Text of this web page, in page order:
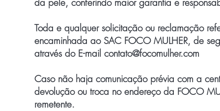
Toda e qualquer solicitação ou reclamação
encaminhada ao SAC FOCO MULHER, de
através do E-mail contato@focomulher.com
Caso não haja comunicação prévia com a
devolução ou troca no endereço da FOCO
remetente.